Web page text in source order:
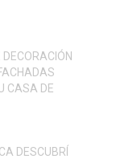
CASA DE
DESCUBRÍ